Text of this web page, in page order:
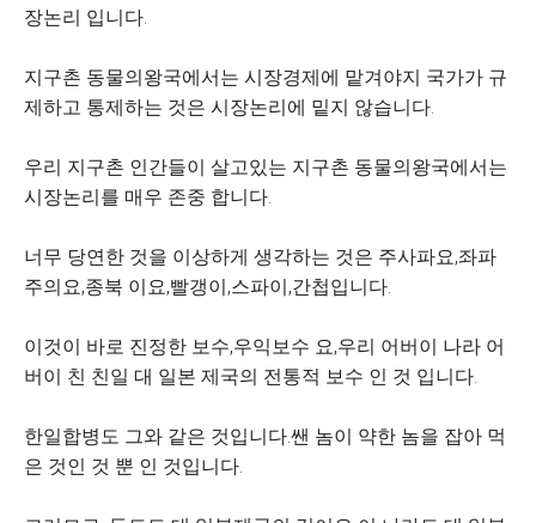
장논리 입니다.
지구촌 동물의왕국에서는 시장경제에 맡겨야지 국가가 규
제하고 통제하는 것은 시장논리에 밑지 않습니다.
우리 지구촌 인간들이 살고있는 지구촌 동물의왕국에서는
시장논리를 매우 존중 합니다.
너무 당연한 것을 이상하게 생각하는 것은 주사파요,좌파
주의요,종북 이요,빨갱이,스파이,간첩입니다.
이것이 바로 진정한 보수,우익보수 요,우리 어버이 나라 어
버이 친 친일 대 일본 제국의 전통적 보수 인 것 입니다.
한일합병도 그와 같은 것입니다.쌘 놈이 약한 놈을 잡아 먹
은 것인 것 뿐 인 것입니다.